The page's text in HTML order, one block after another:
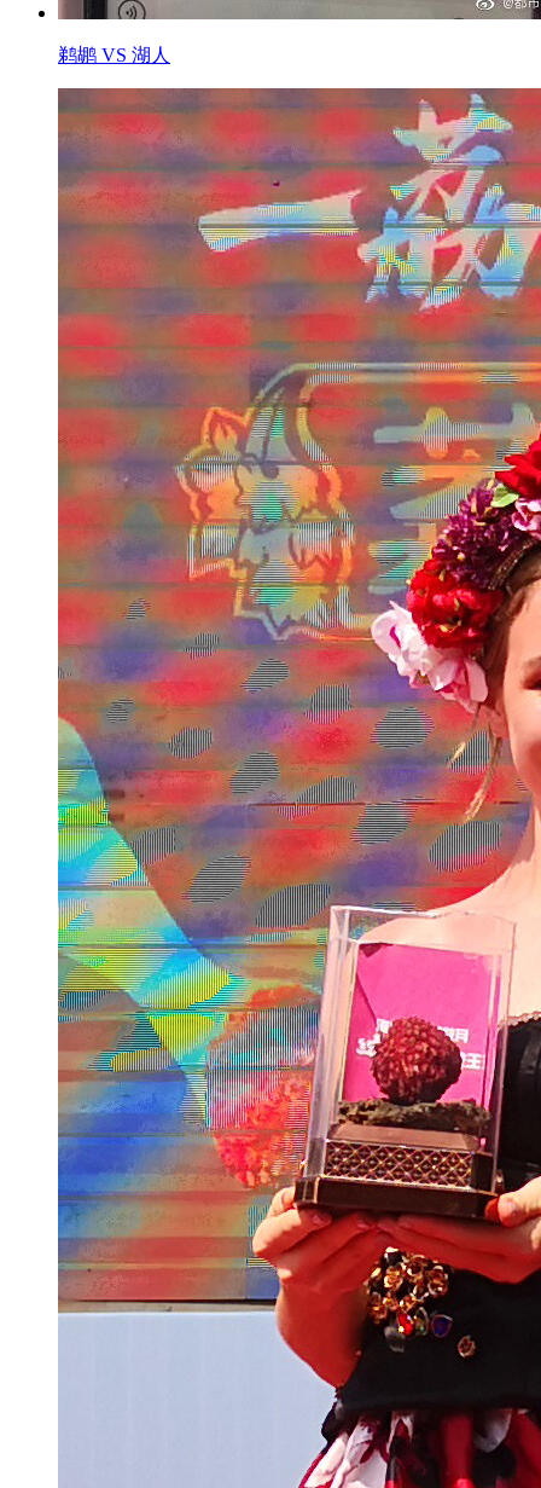
鹈鹕 VS 湖人